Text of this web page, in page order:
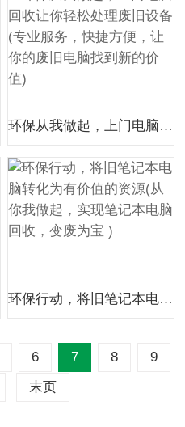
环保从我做起，上门电脑回收让你轻松处理废旧设备(专业服务，快捷方便，让你的废旧电脑找到新的价值)
环保行动，将旧笔记本电脑转化为有价值的资源(从你我做起，实现笔记本电脑回收，变废为宝 )
6 7 8
9
末页